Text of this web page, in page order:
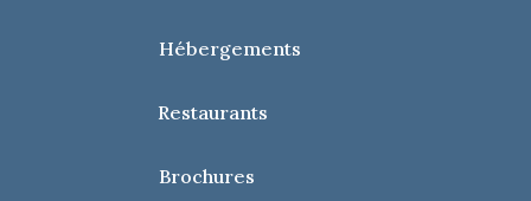
Hébergements
Restaurants
Brochures